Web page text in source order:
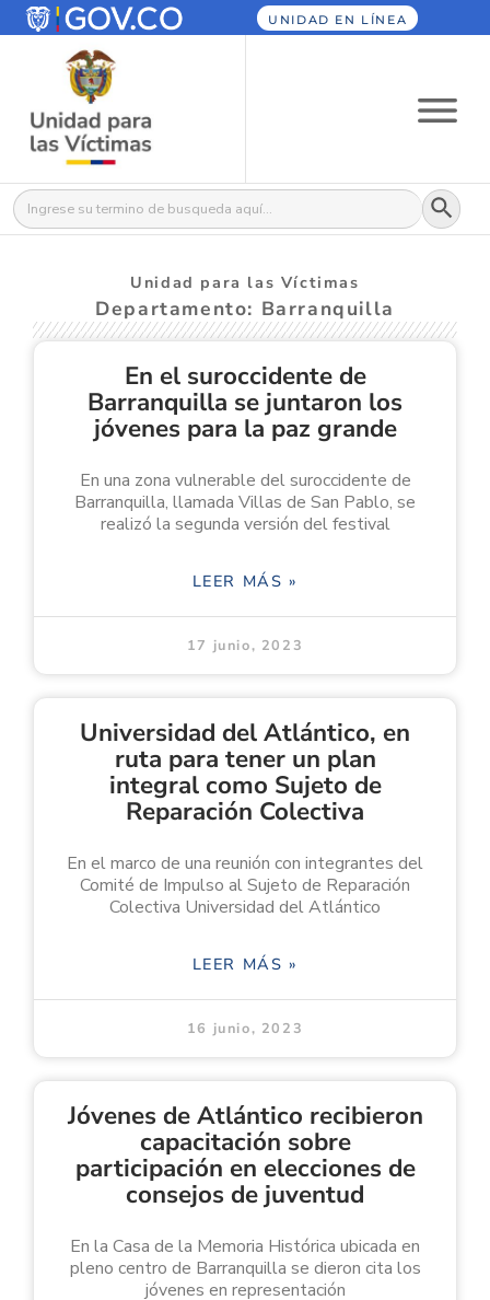
UNIDAD EN LÍNEA
Buscar: Botón
Unidad para las Víctimas
Departamento: Barranquilla
En el suroccidente de
Barranquilla se juntaron los
jóvenes para la paz grande
En una zona vulnerable del suroccidente de
Barranquilla, llamada Villas de San Pablo, se
realizó la segunda versión del festival
LEER MÁS »
17 junio, 2023
Universidad del Atlántico, en
ruta para tener un plan
integral como Sujeto de
Reparación Colectiva
En el marco de una reunión con integrantes del
Comité de Impulso al Sujeto de Reparación
Colectiva Universidad del Atlántico
LEER MÁS »
16 junio, 2023
Jóvenes de Atlántico recibieron
capacitación sobre
participación en elecciones de
consejos de juventud
En la Casa de la Memoria Histórica ubicada en
pleno centro de Barranquilla se dieron cita los
jóvenes en representación